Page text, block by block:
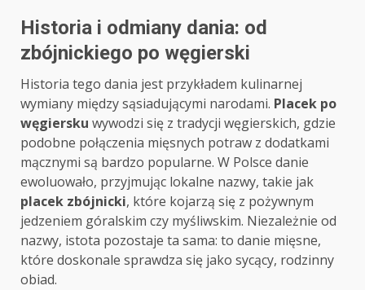
Historia i odmiany dania: od
zbójnickiego po węgierski
Historia tego dania jest przykładem kulinarnej
wymiany między sąsiadującymi narodami. Placek po
węgiersku wywodzi się z tradycji węgierskich, gdzie
podobne połączenia mięsnych potraw z dodatkami
mącznymi są bardzo popularne. W Polsce danie
ewoluowało, przyjmując lokalne nazwy, takie jak
placek zbójnicki, które kojarzą się z pożywnym
jedzeniem góralskim czy myśliwskim. Niezależnie od
nazwy, istota pozostaje ta sama: to danie mięsne,
które doskonale sprawdza się jako sycący, rodzinny
obiad.